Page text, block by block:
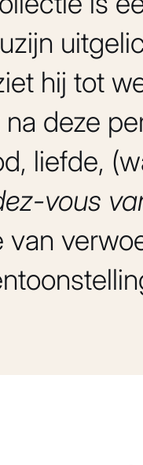
hij tot
deze
liefde,
vous
van